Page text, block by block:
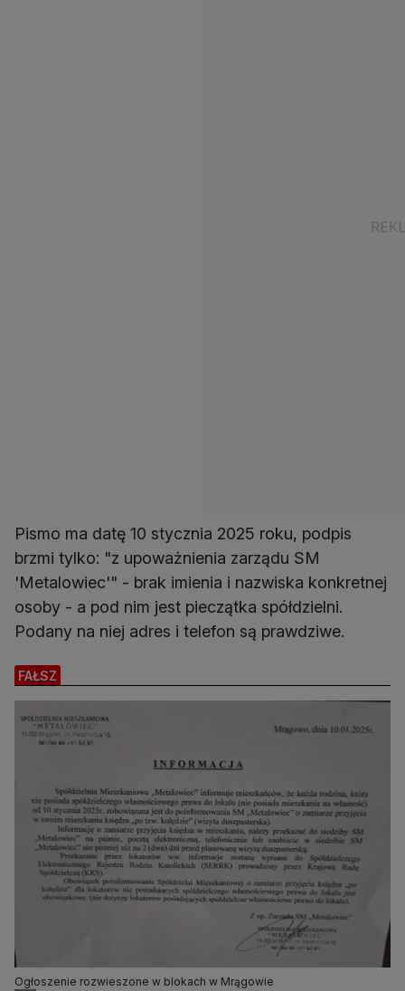
Pismo ma datę 10 stycznia 2025 roku, podpis
brzmi tylko: "z upoważnienia zarządu SM
'Metalowiec'" - brak imienia i nazwiska konkretnej
osoby - a pod nim jest pieczątka spółdzielni.
Podany na niej adres i telefon są prawdziwe.
FAŁSZ
Ogłoszenie rozwieszone w blokach w Mrągowie